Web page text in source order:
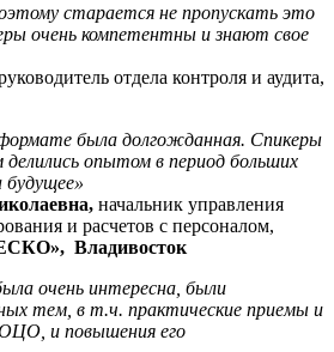
старается не пропускать это
очень компетентны и знают свое
отдела контроля и аудита,
была долгожданная. Спикеры
опытом в период больших
будущее»
начальник управления
и расчетов с персоналом,
Владивосток
очень интересна, были
тем, в т.ч. практические приемы и
и повышения его